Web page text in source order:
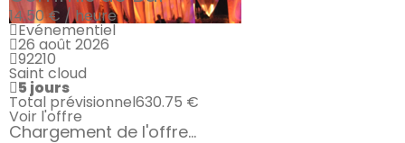
14.50 € / heure
Evénementiel
26 août 2026
92210
Saint cloud
5 jours
Total prévisionnel630.75 €
Voir l'offre
Chargement de l'offre...